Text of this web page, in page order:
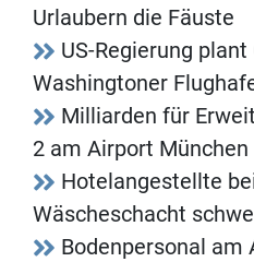
Urlaubern die Fäuste
US-Regierung
Washingtoner
Milliarden für
2 am Airport München
Hotelangestellte
Wäscheschacht
Bodenpersonal am